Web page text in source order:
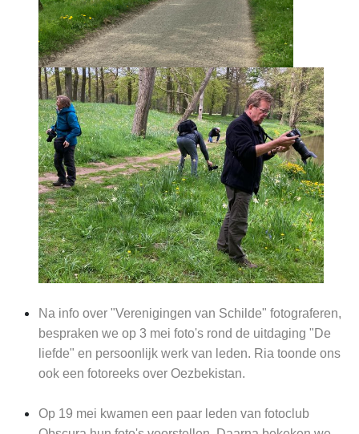
Na info over "Verenigingen van Schilde" fotograferen,
bespraken we op 3 mei foto's rond de uitdaging "De
liefde" en persoonlijk werk van leden. Ria toonde ons
ook een fotoreeks over Oezbekistan.
Op 19 mei kwamen een paar leden van fotoclub